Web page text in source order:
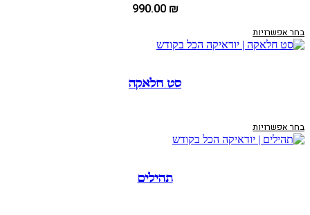
990.00 ₪
בחר אפשרויות
סט חלאקה
בחר אפשרויות
תהילים